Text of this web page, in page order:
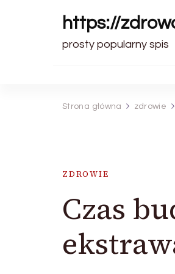
https://
prosty popularny spis
Strona główna zdrowie
ZDROWIE
Czas